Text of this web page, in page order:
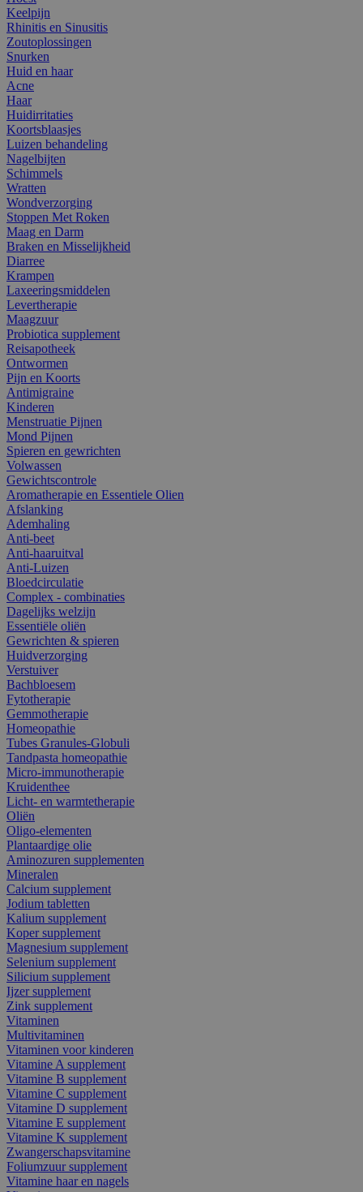
Keelpijn
Rhinitis en Sinusitis
Zoutoplossingen
Snurken
Huid en haar
Acne
Haar
Huidirritaties
Koortsblaasjes
Luizen behandeling
Nagelbijten
Schimmels
Wratten
Wondverzorging
Stoppen Met Roken
Maag en Darm
Braken en Misselijkheid
Diarree
Krampen
Laxeeringsmiddelen
Levertherapie
Maagzuur
Probiotica supplement
Reisapotheek
Ontwormen
Pijn en Koorts
Antimigraine
Kinderen
Menstruatie Pijnen
Mond Pijnen
Spieren en gewrichten
Volwassen
Gewichtscontrole
Aromatherapie en Essentiele Olien
Afslanking
Ademhaling
Anti-beet
Anti-haaruitval
Anti-Luizen
Bloedcirculatie
Complex - combinaties
Dagelijks welzijn
Essentiële oliën
Gewrichten & spieren
Huidverzorging
Verstuiver
Bachbloesem
Fytotherapie
Gemmotherapie
Homeopathie
Tubes Granules-Globuli
Tandpasta homeopathie
Micro-immunotherapie
Kruidenthee
Licht- en warmtetherapie
Oliën
Oligo-elementen
Plantaardige olie
Aminozuren supplementen
Mineralen
Calcium supplement
Jodium tabletten
Kalium supplement
Koper supplement
Magnesium supplement
Selenium supplement
Silicium supplement
Ijzer supplement
Zink supplement
Vitaminen
Multivitaminen
Vitaminen voor kinderen
Vitamine A supplement
Vitamine B supplement
Vitamine C supplement
Vitamine D supplement
Vitamine E supplement
Vitamine K supplement
Zwangerschapsvitamine
Foliumzuur supplement
Vitamine haar en nagels